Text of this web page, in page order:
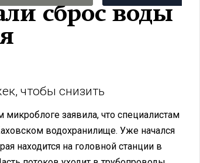
сброс воды
чтобы снизить
заявила, что специалистам
водохранилище. Уже начался
находится на головной станции в